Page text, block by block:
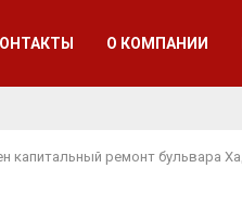
О КОМПАНИИ
капитальный ремонт бульвара